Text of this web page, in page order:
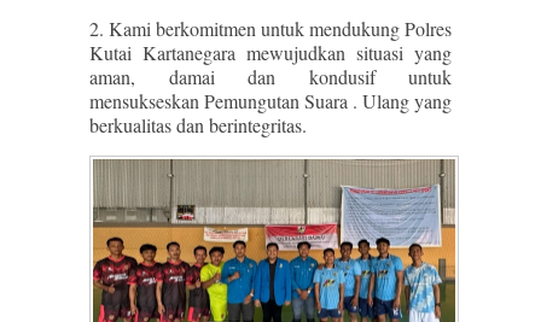
2. Kami berkomitmen untuk mendukung Polres
Kutai Kartanegara mewujudkan situasi yang
aman, damai dan kondusif untuk
mensukseskan Pemungutan Suara . Ulang yang
berkualitas dan berintegritas.